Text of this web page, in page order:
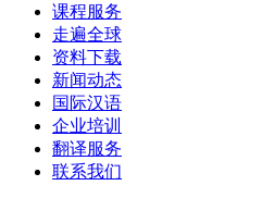
课程服务
走遍全球
资料下载
新闻动态
国际汉语
企业培训
翻译服务
联系我们